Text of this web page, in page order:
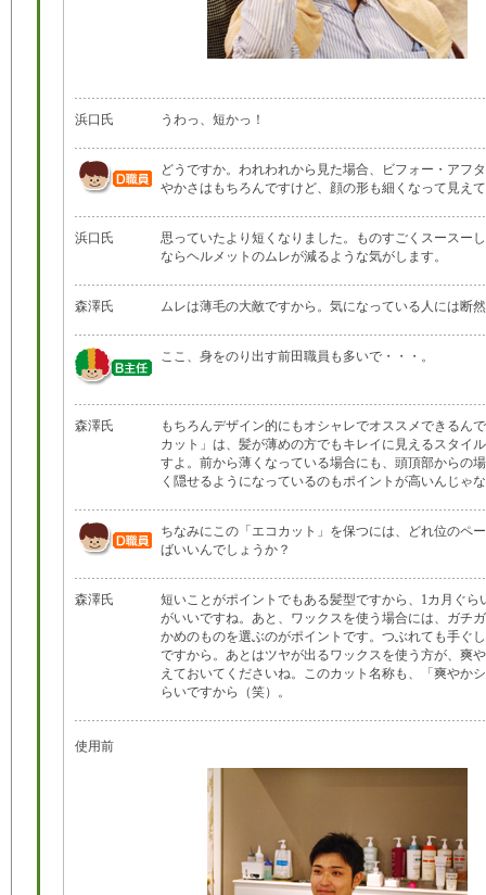
浜口氏 うわっ、短かっ！
どうですか。われわれから見た場合、ビフォー・アフ
やかさはもちろんですけど、顔の形も細くなって見え
浜口氏
思っていたより短くなりました。ものすごくスースー
ならヘルメットのムレが減るような気がします。
森澤氏 ムレは薄毛の大敵ですから。気になっている人には断
ここ、身をのり出す前田職員も多いで・・・。
森澤氏
もちろんデザイン的にもオシャレでオススメできるん
カット」は、髪が薄めの方でもキレイに見えるスタイ
すよ。前から薄くなっている場合にも、頭頂部からの
く隠せるようになっているのもポイントが高いんじゃ
ちなみにこの「エコカット」を保つには、どれ位のペ
ばいいんでしょうか？
森澤氏
短いことがポイントでもある髪型ですから、1カ月ぐら
がいいですね。あと、ワックスを使う場合には、ガチ
かめのものを選ぶのがポイントです。つぶれても手ぐ
ですから。あとはツヤが出るワックスを使う方が、爽
えておいてくださいね。このカット名称も、「爽やか
らいですから（笑）。
使用前